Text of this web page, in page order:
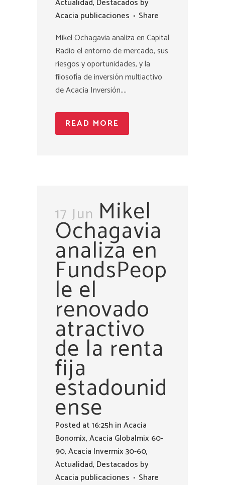
Acacia publicaciones
Share
Mikel Ochagavia analiza en Capital
Radio el entorno de mercado, sus
riesgos y oportunidades, y la
filosofía de inversión multiactivo
de Acacia Inversión....
READ MORE
17 Jun Mikel
Ochagavia
analiza en
FundsPeop
le el
renovado
atractivo
de la renta
fija
estadounid
ense
Posted at 16:25h inAcacia
Bonomix,Acacia Globalmix 60-
90,Acacia Invermix 30-60,
Actualidad, Destacados by
Acacia publicaciones
Share